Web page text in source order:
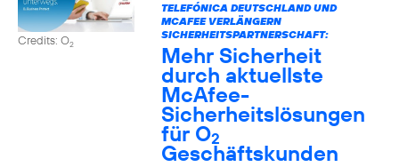
Credits: O2
TELEFÓNICA DEUTSCHLAND UND
MCAFEE VERLÄNGERN
SICHERHEITSPARTNERSCHAFT:
Mehr Sicherheit
durch aktuellste
McAfee-
Sicherheitslösungen
für O2
Geschäftskunden